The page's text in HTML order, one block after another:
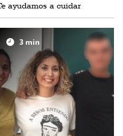
ayudamos a cuidar
3 min